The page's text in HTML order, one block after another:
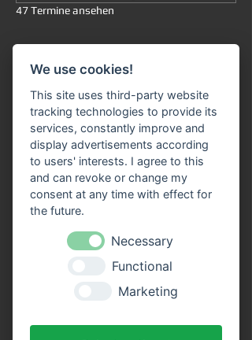
47 Termine ansehen
15:30 Uhr
: Die Fahrt dauert insgesamt ca.
90 Minuten (ohne Ausstieg) und führt Sie
von Miltenberg über Bürgstadt nach
Freudenberg
und wieder zurück.
Unser Fahrgastschiff "SIVOTA"
verfügt
über zwei großzügige Decks
. Genießen Sie
die Fahrt bei einem kühlen Getränk auf
unserem Freideck. Eine
Streckenerklärung
erhalten Sie auf allen
Schiffen der VPS-Flotte. Unser freundliches
Bordpersonal freut sich schon, Sie an Bord
We use cookies!
This site uses third-party website
tracking technologies to provide its
services, constantly improve and
display advertisements according
to users' interests. I agree to this
and can revoke or change my
consent at any time with effect for
the future.
Necessary
Functional
Marketing